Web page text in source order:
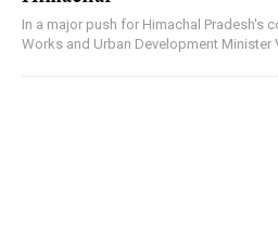
Video
In a major push for Himachal Pradesh's
Works and Urban Development Minister